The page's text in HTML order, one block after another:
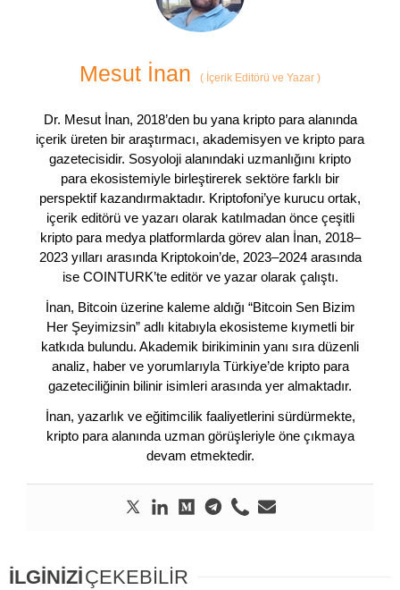
Mesut İnan ( İçerik Editörü ve Yazar )
Dr. Mesut İnan, 2018’den bu yana kripto para alanında
içerik üreten bir araştırmacı, akademisyen ve kripto para
gazetecisidir. Sosyoloji alanındaki uzmanlığını kripto
para ekosistemiyle birleştirerek sektöre farklı bir
perspektif kazandırmaktadır. Kriptofoni’ye kurucu ortak,
içerik editörü ve yazarı olarak katılmadan önce çeşitli
kripto para medya platformlarda görev alan İnan, 2018–
2023 yılları arasında Kriptokoin’de, 2023–2024 arasında
ise COINTURK’te editör ve yazar olarak çalıştı.
İnan, Bitcoin üzerine kaleme aldığı “Bitcoin Sen Bizim
Her Şeyimizsin” adlı kitabıyla ekosisteme kıymetli bir
katkıda bulundu. Akademik birikiminin yanı sıra düzenli
analiz, haber ve yorumlarıyla Türkiye’de kripto para
gazeteciliğinin bilinir isimleri arasında yer almaktadır.
İnan, yazarlık ve eğitimcilik faaliyetlerini sürdürmekte,
kripto para alanında uzman görüşleriyle öne çıkmaya
devam etmektedir.
İLGİNİZİÇEKEBİLİR